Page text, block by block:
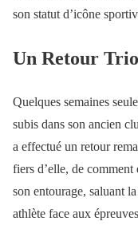
son statut d’icône
Un Retour
Quelques semaines
subis dans son ancien
a effectué un retour
fiers d’elle, de
son entourage, saluant
athlète face aux